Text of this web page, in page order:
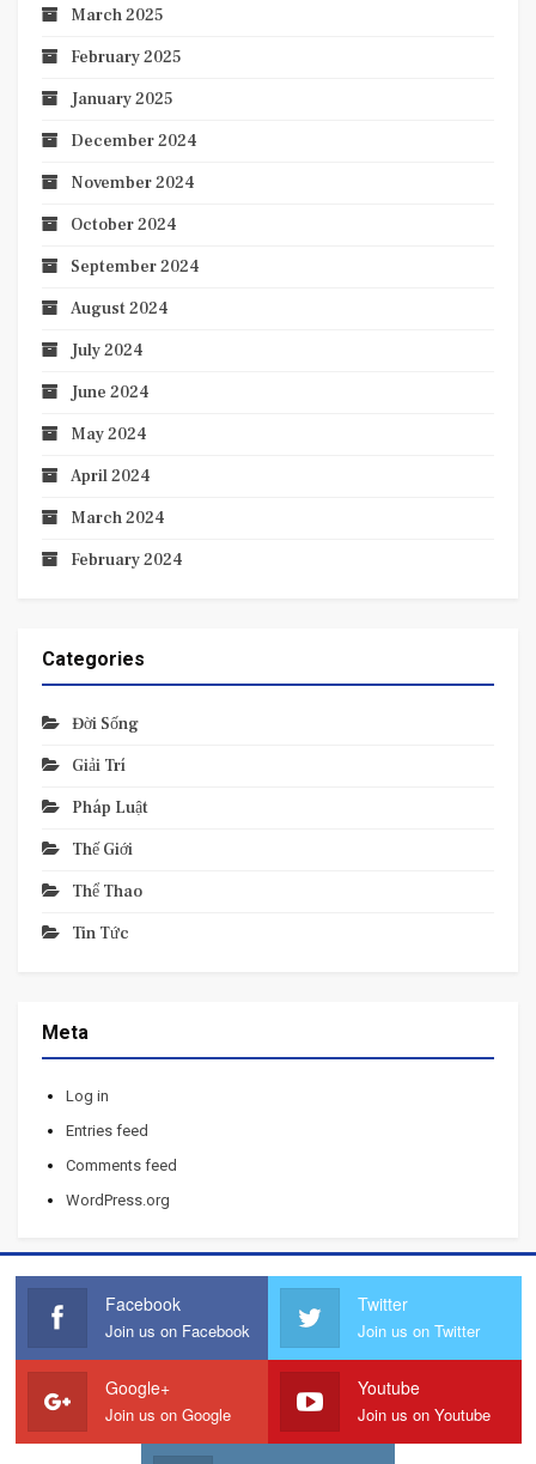
March 2025
February 2025
January 2025
December 2024
November 2024
October 2024
September 2024
August 2024
July 2024
June 2024
May 2024
April 2024
March 2024
February 2024
Categories
Đời Sống
Giải Trí
Pháp Luật
Thế Giới
Thể Thao
Tin Tức
Meta
Log in
Entries feed
Comments feed
WordPress.org
Facebook
Join us on Facebook
Twitter
Join us on Twitter
Google+
Join us on Google
Youtube
Join us on Youtube